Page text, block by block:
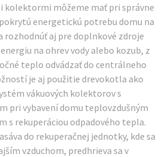
kolektormi môžeme mať pri správne
energetickú potrebu domu na
rozhodnúť aj pre doplnkové zdroje
na ohrev vody alebo kozub, z
teplo odvádzať do centrálneho
je aj použitie drevokotla ako
vákuových kolektorov s
pri vybavení domu teplovzdušným
s rekuperáciou odpadového tepla.
do rekuperačnej jednotky, kde sa
vzduchom, predhrieva sa v